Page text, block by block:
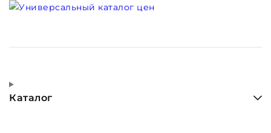
Каталог